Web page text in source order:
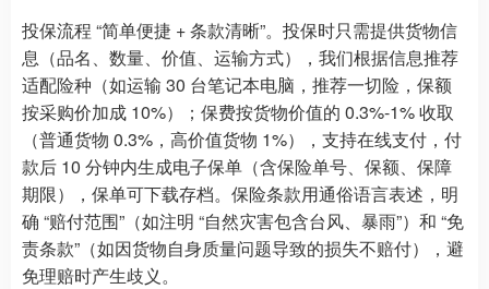
投保流程 “简单便捷 + 条款清晰”。投保时只需提供货物信
息（品名、数量、价值、运输方式），我们根据信息推荐
适配险种（如运输 30 台笔记本电脑，推荐一切险，保额
按采购价加成 10%）；保费按货物价值的 0.3%-1% 收取
（普通货物 0.3%，高价值货物 1%），支持在线支付，付
款后 10 分钟内生成电子保单（含保险单号、保额、保障
期限），保单可下载存档。保险条款用通俗语言表述，明
确 “赔付范围”（如注明 “自然灾害包含台风、暴雨”）和 “免
责条款”（如因货物自身质量问题导致的损失不赔付），避
免理赔时产生歧义。